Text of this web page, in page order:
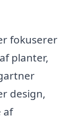
fokuserer
planter,
design,
af